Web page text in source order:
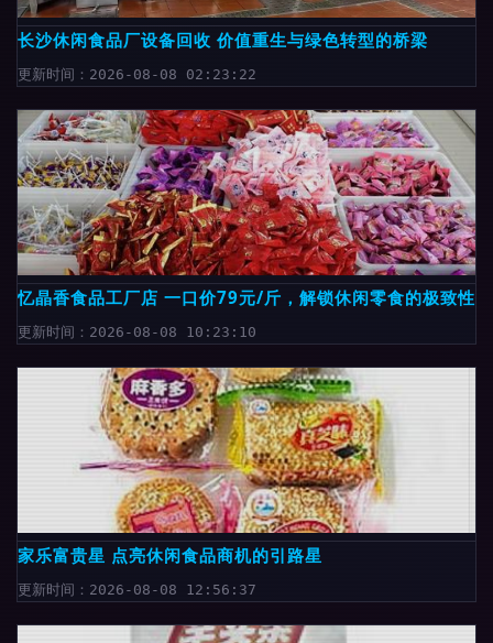
长沙休闲食品厂设备回收 价值重生与绿色转型的桥梁
更新时间：2026-08-08 02:23:22
忆晶香食品工厂店 一口价79元/斤，解锁休闲零食的极致性
更新时间：2026-08-08 10:23:10
家乐富贵星 点亮休闲食品商机的引路星
更新时间：2026-08-08 12:56:37